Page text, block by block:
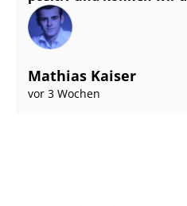
Mathias Kaiser
vor 3 Wochen